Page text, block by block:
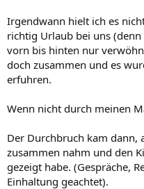
Irgendwann hielt ich es
richtig Urlaub bei uns
vorn bis hinten nur
doch zusammen und es
erfuhren.
Wenn nicht durch meinen
Der Durchbruch kam dann,
zusammen nahm und den
gezeigt habe. (Gespräche,
Einhaltung geachtet).